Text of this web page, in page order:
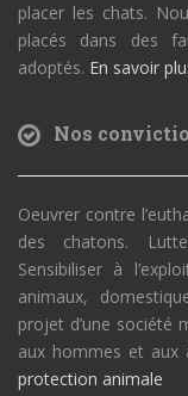
placer les chats.
placés dans des
adoptés. En savoir
Nos
Oeuvrer contre
des chatons.
Sensibiliser à
animaux,
projet d’une société
aux hommes et aux
protection animale